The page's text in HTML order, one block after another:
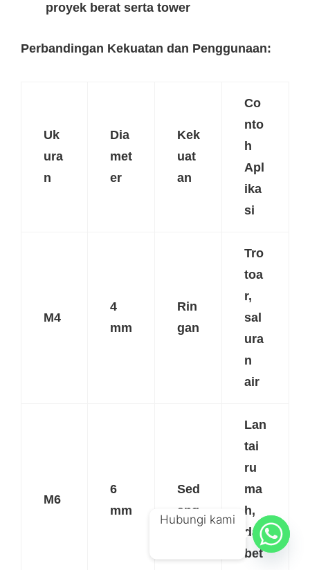
proyek berat serta tower
Perbandingan Kekuatan dan Penggunaan:
Uk
ura
n
Dia
met
er
Kek
uat
an
Co
nto
h
Apl
ika
si
M4
4
mm
Rin
gan
Tro
toa
r,
sal
ura
n
air
M6
6
mm
Sed
ang
Lan
tai
ru
ma
h,
dak
bet
Hubungi kami